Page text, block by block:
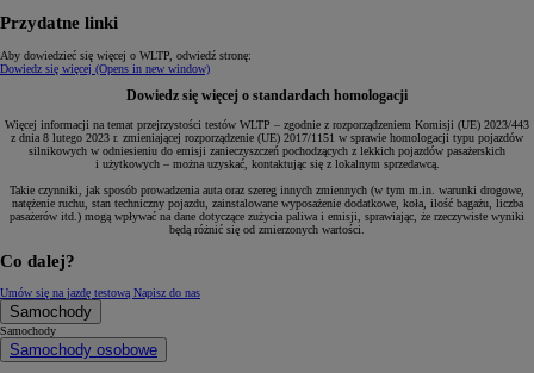
Przydatne linki
Aby dowiedzieć się więcej o WLTP, odwiedź stronę:
Dowiedz się więcej (Opens in new window)
Dowiedz się więcej o standardach homologacji
Więcej informacji na temat przejrzystości testów WLTP – zgodnie z rozporządzeniem Komisji (UE) 2023/443
z dnia 8 lutego 2023 r. zmieniającej rozporządzenie (UE) 2017/1151 w sprawie homologacji typu pojazdów
silnikowych w odniesieniu do emisji zanieczyszczeń pochodzących z lekkich pojazdów pasażerskich
i użytkowych – można uzyskać, kontaktując się z lokalnym sprzedawcą.
Takie czynniki, jak sposób prowadzenia auta oraz szereg innych zmiennych (w tym m.in. warunki drogowe,
natężenie ruchu, stan techniczny pojazdu, zainstalowane wyposażenie dodatkowe, koła, ilość bagażu, liczba
pasażerów itd.) mogą wpływać na dane dotyczące zużycia paliwa i emisji, sprawiając, że rzeczywiste wyniki
będą różnić się od zmierzonych wartości.
Co dalej?
Umów się na jazdę testową Napisz do nas
Samochody
Samochody
Samochody osobowe